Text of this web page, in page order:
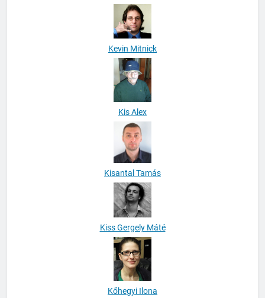
Kevin Mitnick
Kis Alex
Kisantal Tamás
Kiss Gergely Máté
Kőhegyi Ilona